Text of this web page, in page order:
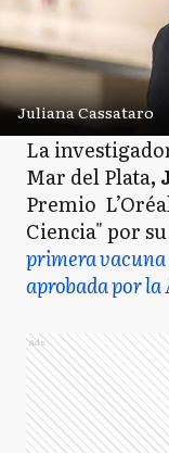
Juliana Cassataro
La
Mar del Plata,
Premio
Ciencia" por
primera vacuna
aprobada por la
Ads